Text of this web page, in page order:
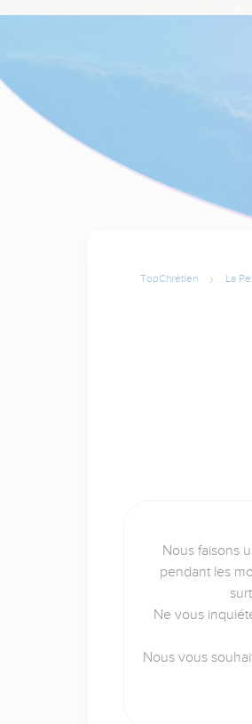
TopChrétien La
Nous faisons
pendant les
Ne vous
Nous vous